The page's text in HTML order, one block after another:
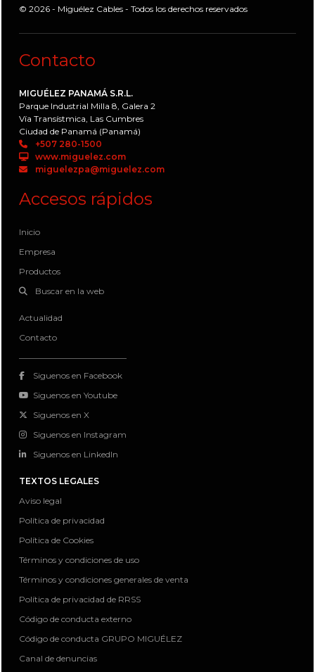
© 2026 - Miguélez Cables - Todos los derechos reservados
Contacto
MIGUÉLEZ PANAMÁ S.R.L.
Parque Industrial Milla 8, Galera 2
Vía Transístmica, Las Cumbres
Ciudad de Panamá (Panamá)
+507 280-1500
www.miguelez.com
miguelezpa@miguelez.com
Accesos rápidos
Inicio
Empresa
Productos
Buscar en la web
Actualidad
Contacto
Siguenos en Facebook
Siguenos en Youtube
Siguenos en X
Siguenos en Instagram
Siguenos en LinkedIn
TEXTOS LEGALES
Aviso legal
Política de privacidad
Política de Cookies
Términos y condiciones de uso
Términos y condiciones generales de venta
Política de privacidad de RRSS
Código de conducta externo
Código de conducta GRUPO MIGUÉLEZ
Canal de denuncias